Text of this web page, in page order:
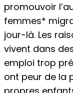
promouvoir
femmes*
jour-là. Les
vivent dans
emploi trop
ont peur de la